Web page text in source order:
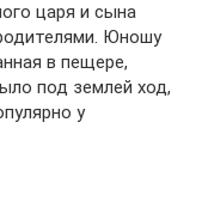
царя и сына
Юношу
в пещере,
под землей ход,
у